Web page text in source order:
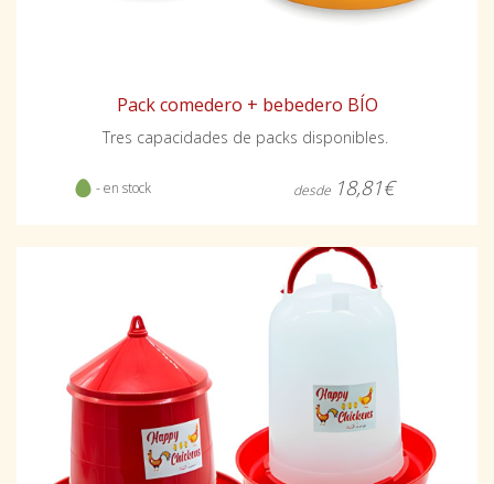
Pack comedero + bebedero BÍO
Tres capacidades de packs disponibles.
- en stock desde 18,81€